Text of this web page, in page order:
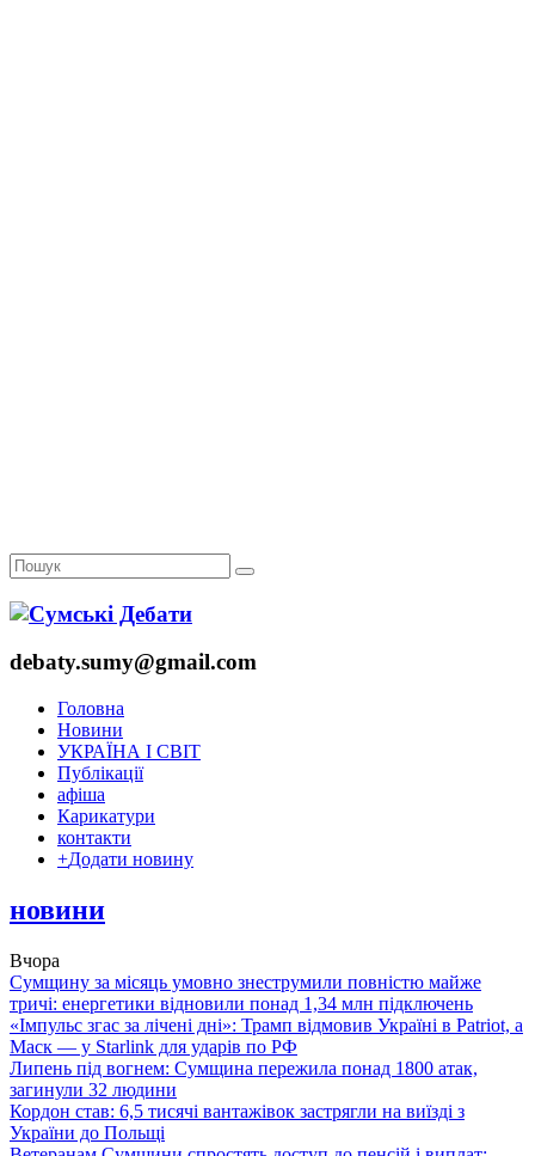
debaty.sumy@gmail.com
Головна
Новини
УКРАЇНА І СВІТ
Публікації
афіша
Карикатури
контакти
+Додати новину
новини
Вчора
Сумщину за місяць умовно знеструмили повністю майже
тричі: енергетики відновили понад 1,34 млн підключень
«Імпульс згас за лічені дні»: Трамп відмовив Україні в Patriot, а
Маск — у Starlink для ударів по РФ
Липень під вогнем: Сумщина пережила понад 1800 атак,
загинули 32 людини
Кордон став: 6,5 тисячі вантажівок застрягли на виїзді з
України до Польщі